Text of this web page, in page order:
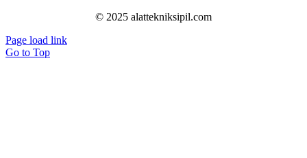
© 2025 alattekniksipil.com
Page load link
Go to Top